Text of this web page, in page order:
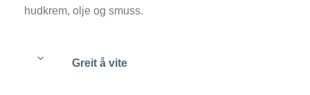
hudkrem, olje og smuss.
Greit å vite